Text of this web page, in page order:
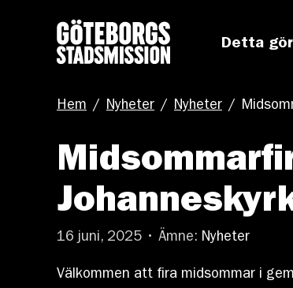
Detta
Hem / Nyheter / Nyheter /
16 juni, 2025 • Ämne: Nyheter
Välkommen att fira midsommar i